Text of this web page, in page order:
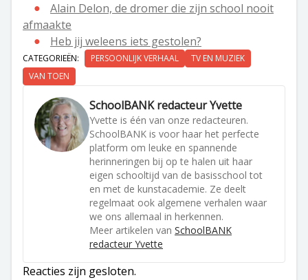
Alain Delon, de dromer die zijn school nooit
afmaakte
Heb jij weleens iets gestolen?
CATEGORIEËN: PERSOONLIJK VERHAAL
TV EN MUZIEK
VAN TOEN
SchoolBANK redacteur Yvette
Yvette is één van onze redacteuren.
SchoolBANK is voor haar het perfecte
platform om leuke en spannende
herinneringen bij op te halen uit haar
eigen schooltijd van de basisschool tot
en met de kunstacademie. Ze deelt
regelmaat ook algemene verhalen waar
we ons allemaal in herkennen.
Meer artikelen van SchoolBANK
redacteur Yvette
Reacties zijn gesloten.